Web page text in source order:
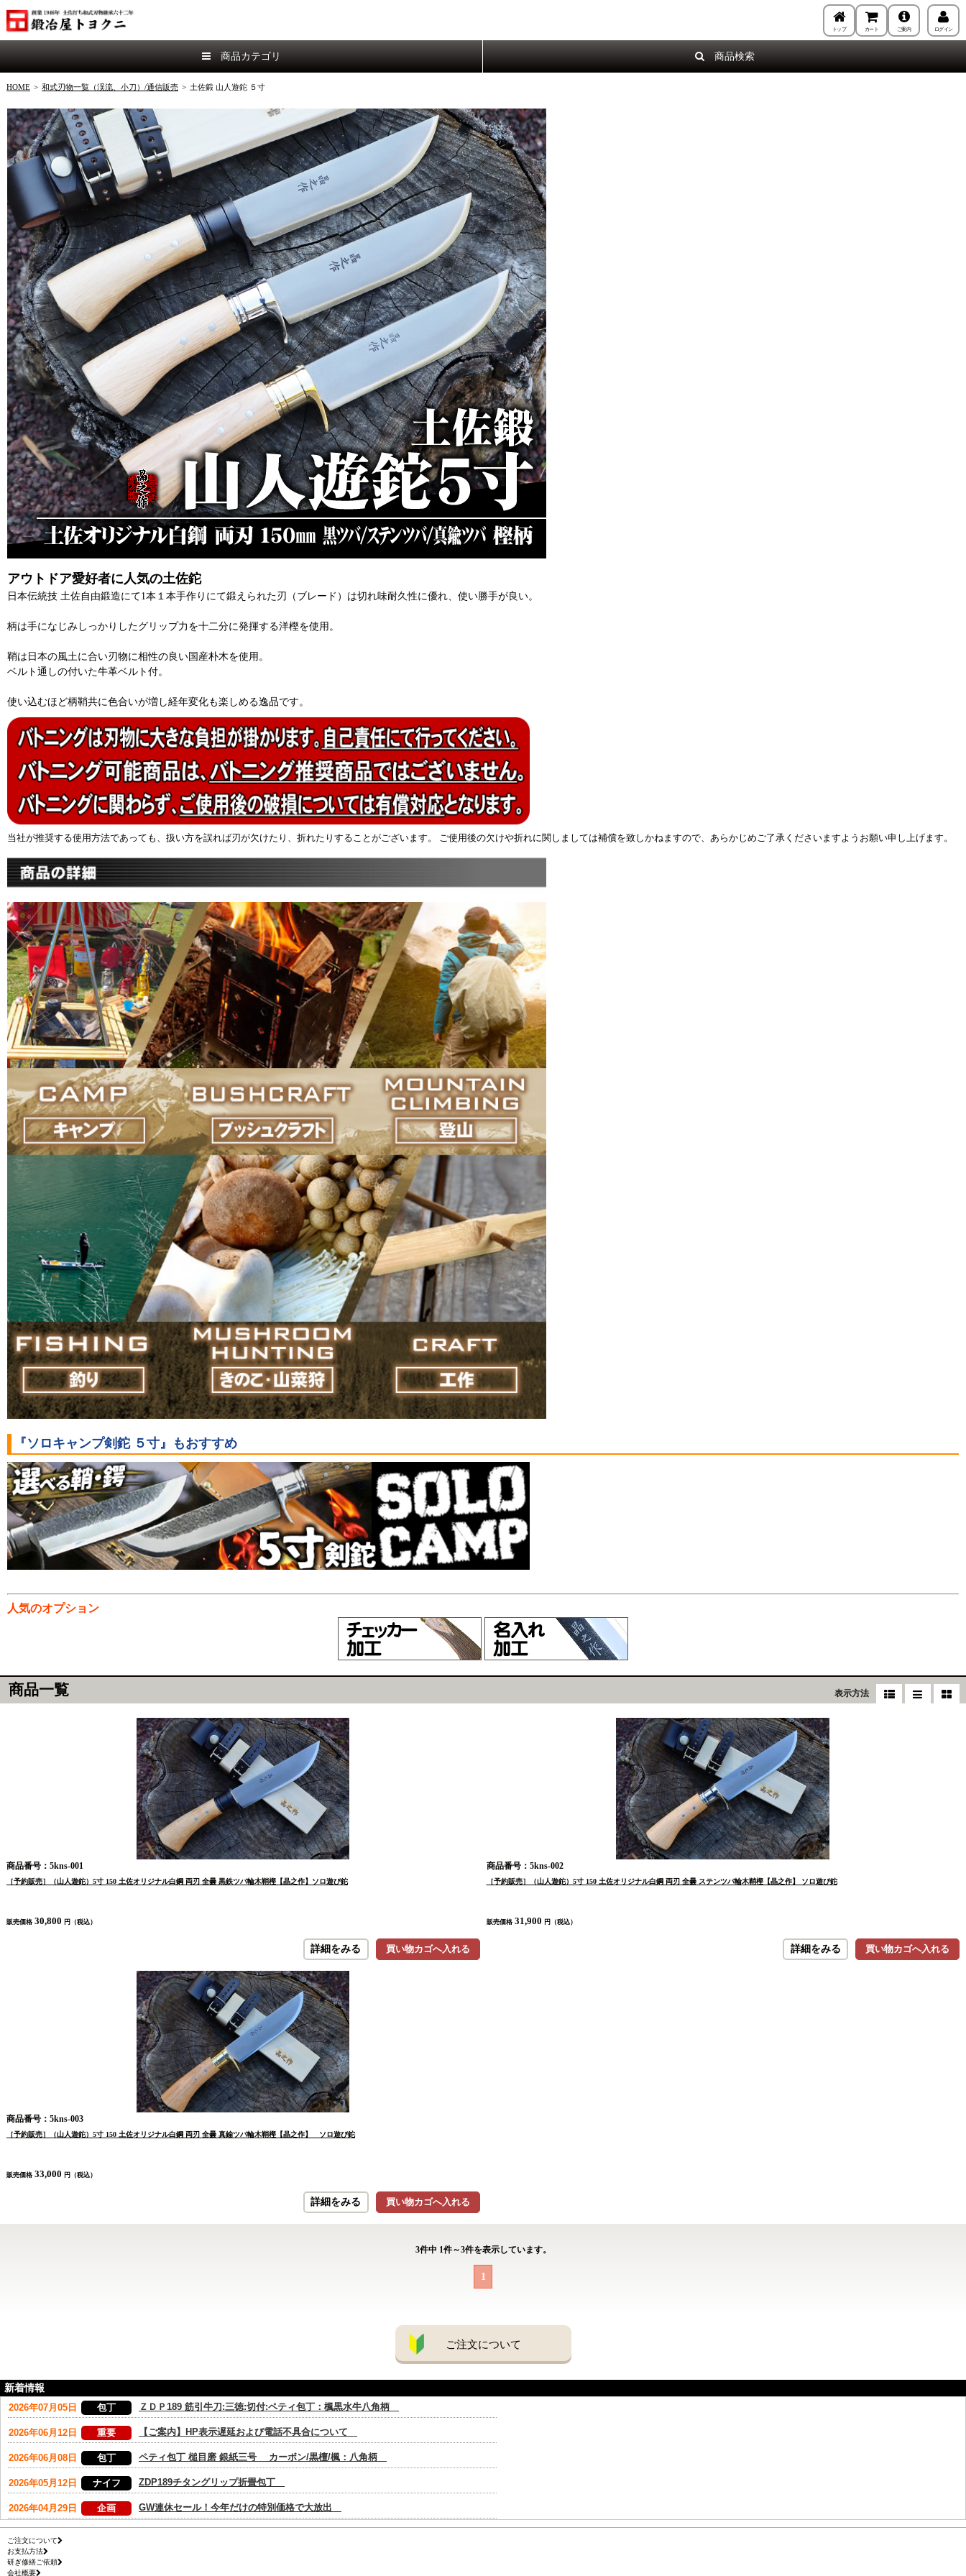
トップ カート ご案内 ログイン
商品カテゴリ 商品検索
HOME > 和式刃物一覧（渓流、小刀）/通信販売 > 土佐鍛 山人遊鉈 ５寸
アウトドア愛好者に人気の土佐鉈
日本伝統技 土佐自由鍛造にて1本１本手作りにて鍛えられた刃（ブレード）は切れ味耐久性に優れ、使い勝手が良い。
柄は手になじみしっかりしたグリップ力を十二分に発揮する洋樫を使用。
鞘は日本の風土に合い刃物に相性の良い国産朴木を使用。
ベルト通しの付いた牛革ベルト付。
使い込むほど柄鞘共に色合いが増し経年変化も楽しめる逸品です。
当社が推奨する使用方法であっても、扱い方を誤れば刃が欠けたり、折れたりすることがございます。 ご使用後の欠けや折れに関しましては補償を致しかねますので、あらかじめご了承くださいますようお願い申し上げます。
『ソロキャンプ剣鉈 ５寸』もおすすめ
人気のオプション
商品一覧 表示方法
商品番号：5kns-001
［予約販売］（山人遊鉈）5寸 150 土佐オリジナル白鋼 両刃 全曇 黒鉄ツバ輪木鞘樫【晶之作】ソロ遊び鉈
販売価格 30,800 円（税込）
買い物カゴへ入れる
詳細をみる
商品番号：5kns-002
［予約販売］（山人遊鉈）5寸 150 土佐オリジナル白鋼 両刃 全曇 ステンツバ輪木鞘樫【晶之作】 ソロ遊び鉈
販売価格 31,900 円（税込）
買い物カゴへ入れる
詳細をみる
商品番号：5kns-003
［予約販売］（山人遊鉈）5寸 150 土佐オリジナル白鋼 両刃 全曇 真鍮ツバ輪木鞘樫【晶之作】 ソロ遊び鉈
販売価格 33,000 円（税込）
買い物カゴへ入れる
詳細をみる
3件中 1件～3件を表示しています。
1
ご注文について
新着情報
ご注文について
お支払方法
研ぎ修繕ご依頼
会社概要